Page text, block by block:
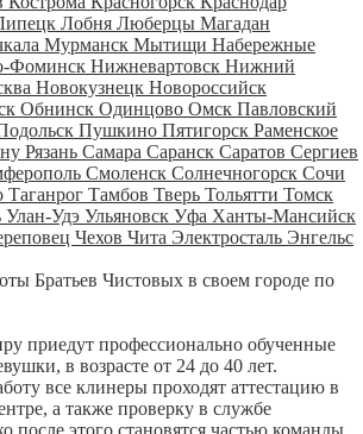
Лобня Люберцы Магадан
Мурманск Мытищи Набережные
Фоминск Нижневартовск Нижний
Новокузнецк Новороссийск
Обнинск Одинцово Омск Павловский
Пушкино Пятигорск Раменское
Рязань Самара Саранск Саратов Сергиев
Смоленск Солнечногорск Сочи
Таганрог Тамбов Тверь Тольятти Томск
Улан-Удэ Ульяновск Уфа Ханты-Мансийск
Чехов Чита Электросталь Энгельс
Братьев Чистовых в своем городе по
приедут профессионально обученные
в возрасте от 24 до 40 лет.
все клинеры проходят аттестацию в
а также проверку в службе
после этого становятся частью команды